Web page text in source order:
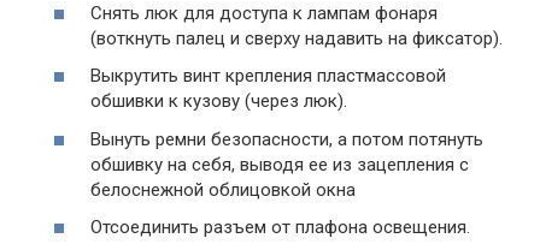
Снять люк для доступа к лампам фонаря
(воткнуть палец и сверху надавить на фиксатор).
Выкрутить винт крепления пластмассовой
обшивки к кузову (через люк).
Вынуть ремни безопасности, а потом потянуть
обшивку на себя, выводя ее из зацепления с
белоснежной облицовкой окна
Отсоединить разъем от плафона освещения.